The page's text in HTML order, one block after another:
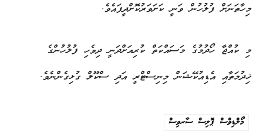
މިހާތަނަށް ފުލުހުން ވަނީ ކަށަވަރުކޮށްދީފައެވެ.
މި ކުއްޖާ ހޯދުމުގެ މަސައްކަތް ކުރިއަށްދަނީ ދިވެހި ފުލުހުންގެ
ޚިދުމަތާއި އެޑިއުކޭޝަން މިނިސްޓްރީ އަދި ސްކޫލް ގުޅިގެންނެވެ.
މޯލްޑިވްސް ޕޮލިސް ސާރވިސް